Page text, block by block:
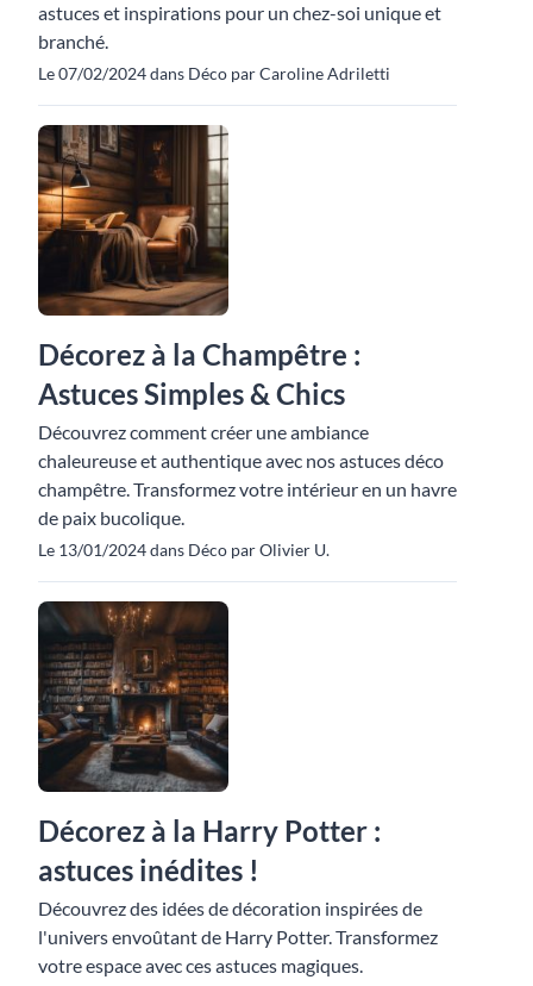
astuces et inspirations pour un chez-soi unique et
branché.
Le 07/02/2024 dans Déco par Caroline Adriletti
Décorez à la Champêtre :
Astuces Simples & Chics
Découvrez comment créer une ambiance
chaleureuse et authentique avec nos astuces déco
champêtre. Transformez votre intérieur en un havre
de paix bucolique.
Le 13/01/2024 dans Déco par Olivier U.
Décorez à la Harry Potter :
astuces inédites !
Découvrez des idées de décoration inspirées de
l'univers envoûtant de Harry Potter. Transformez
votre espace avec ces astuces magiques.